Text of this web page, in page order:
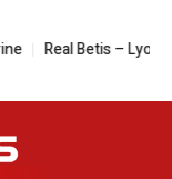
Real Betis – Lyon en